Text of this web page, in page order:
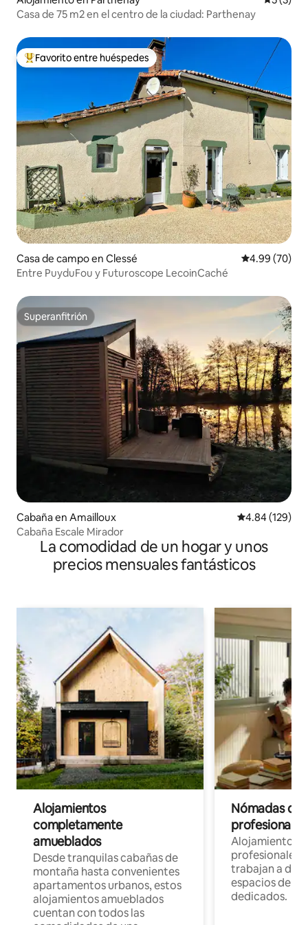
Casa de 75 m2 en el centro de la ciudad: Parthenay
Favorito entre huéspedes preferido
Favorito entre huéspedes
Casa de campo en Clessé Calificación
4.99 (70)
Entre PuyduFou y Futuroscope LecoinCaché
Superanfitrión
Superanfitrión
Cabaña en Amailloux Calificación
4.84 (129)
Cabaña Escale Mirador
La comodidad de un hogar y unos
precios mensuales fantásticos
Alojamientos
completamente
amueblados
Desde tranquilas cabañas de
montaña hasta convenientes
apartamentos urbanos, estos
alojamientos amueblados
cuentan con todos las
Nómadas
Alojamientos
profesionales
trabajan a
espacios de
dedicados.